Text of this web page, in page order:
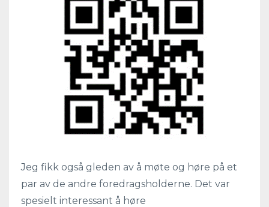
Jeg fikk også gleden av å møte og høre på et
par av de andre foredragsholderne. Det var
spesielt interessant å høre